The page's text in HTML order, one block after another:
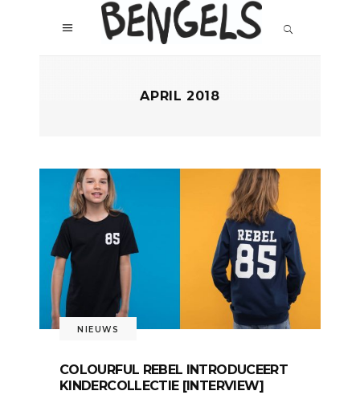
APRIL 2018
NIEUWS
COLOURFUL REBEL INTRODUCEERT
KINDERCOLLECTIE [INTERVIEW]